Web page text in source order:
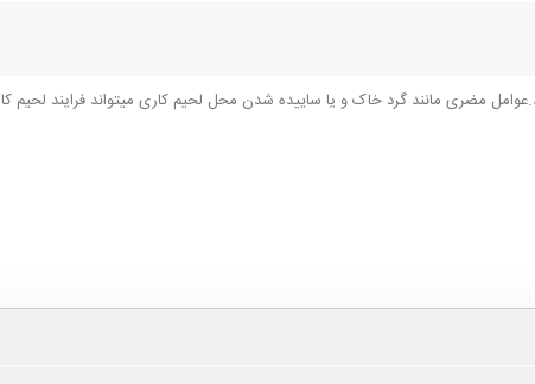
مضری مانند گرد خاک و یا ساییده شدن محل لحیم کاری میتواند فرایند